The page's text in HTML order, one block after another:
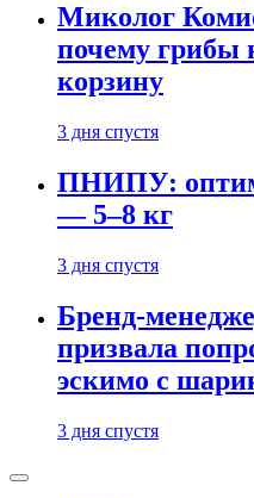
Миколог
почему грибы
корзину
3 дня спустя
ПНИПУ:
— 5–8 кг
3 дня спустя
Бренд-
призвала
эскимо с
3 дня спустя